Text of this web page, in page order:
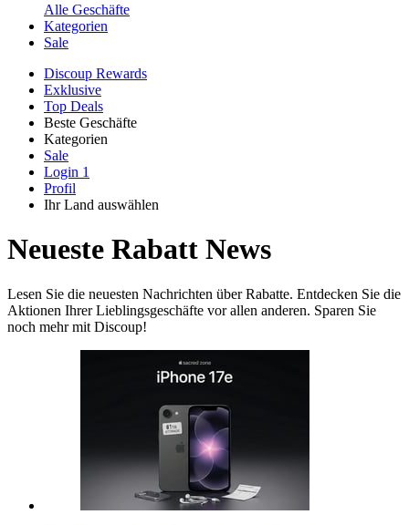
Alle Geschäfte
Kategorien
Sale
Discoup Rewards
Exklusive
Top Deals
Beste Geschäfte
Amazon
AliExpress
Kategorien
und
Sale
Login 1
Profil
Ihr Land auswählen
Neueste Rabatt News
Lesen Sie die neuesten Nachrichten über Rabatte. Entdecken Sie die
Aktionen Ihrer Lieblingsgeschäfte vor allen anderen. Sparen Sie
noch mehr mit Discoup!